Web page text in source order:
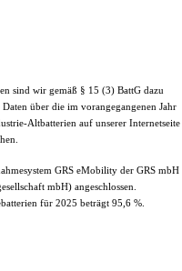
sind wir gemäß § 15 (3) BattG dazu
über die im vorangegangenen Jahr
Altbatterien auf unserer Internetseite
GRS eMobility der GRS mbH
mbH) angeschlossen.
für 2025 beträgt 95,6 %.